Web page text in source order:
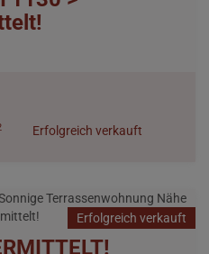
Erfolgreich verkauft
Erfolgreich verkauft